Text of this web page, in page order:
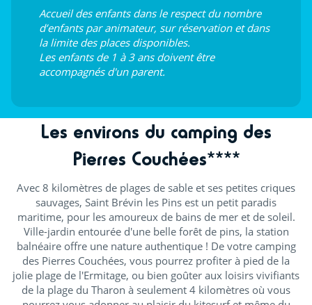
Accueil des enfants dans le respect du nombre
d’enfants par animateur, sur réservation et dans
la limite des places disponibles.
Les enfants de 1 à 3 ans doivent être
accompagnés d'un parent.
Les environs du camping des
Pierres Couchées****
Avec 8 kilomètres de plages de sable et ses petites criques
sauvages, Saint Brévin les Pins est un petit paradis
maritime, pour les amoureux de bains de mer et de soleil.
Ville-jardin entourée d'une belle forêt de pins, la station
balnéaire offre une nature authentique ! De votre camping
des Pierres Couchées, vous pourrez profiter à pied de la
jolie plage de l'Ermitage, ou bien goûter aux loisirs vivifiants
de la plage du Tharon à seulement 4 kilomètres où vous